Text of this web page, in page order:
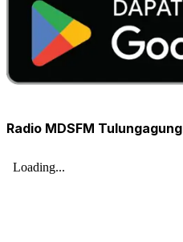
Radio MDSFM Tulungagung